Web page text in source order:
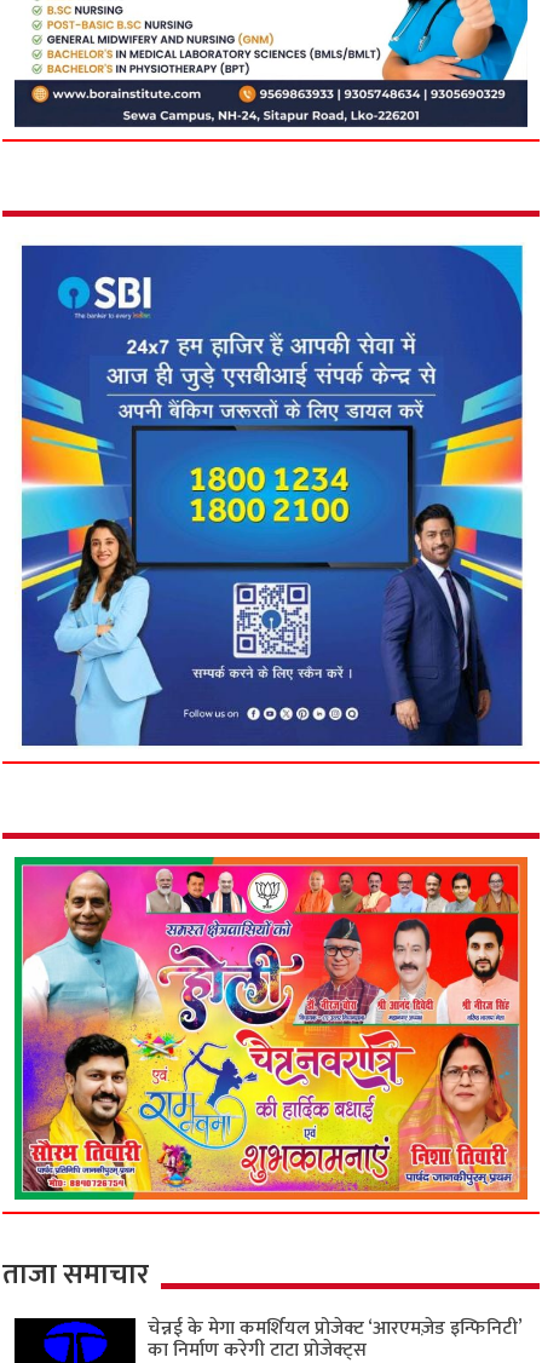
ताजा समाचार
चेन्नई के मेगा कमर्शियल प्रोजेक्ट ‘आरएमज़ेड इन्फिनिटी’
का निर्माण करेगी टाटा प्रोजेक्ट्स